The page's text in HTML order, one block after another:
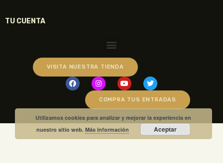
TU CUENTA
VISITA NUESTRA TIENDA
COMPRA TUS ENTRADAS
Utilizamos cookies para analizar y mejorar la experiencia en
nuestro sitio web.Más información Aceptar